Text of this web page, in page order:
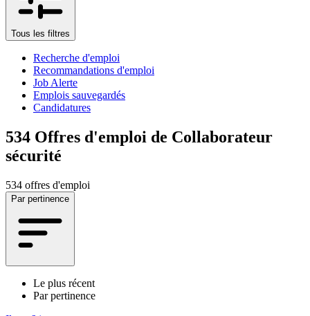
Tous les filtres
Recherche d'emploi
Recommandations d'emploi
Job Alerte
Emplois sauvegardés
Candidatures
534 Offres d'emploi de Collaborateur
sécurité
534 offres d'emploi
Par pertinence
Le plus récent
Par pertinence